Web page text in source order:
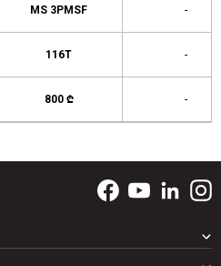
MS 3PMSF -
116T -
800 ₾ -